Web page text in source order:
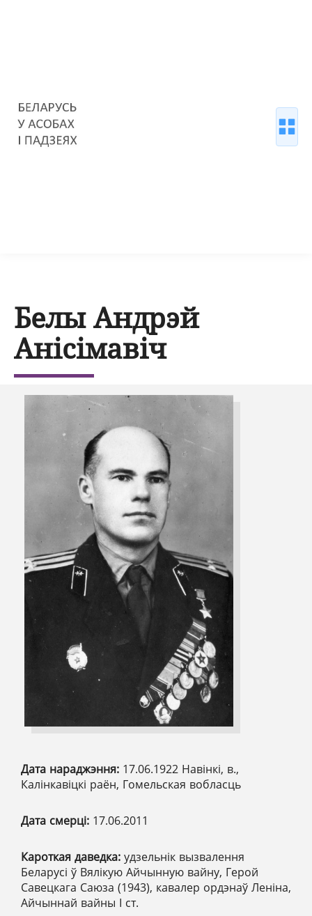
Белы Андрэй
Анісімавіч
Дата нараджэння: 17.06.1922 Навінкі, в.,
Калінкавіцкі раён, Гомельская вобласць
Дата смерці: 17.06.2011
Кароткая даведка: удзельнік вызвалення
Беларусі ў Вялікую Айчынную вайну, Герой
Савецкага Саюза (1943), кавалер ордэнаў Леніна,
Айчыннай вайны І ст.